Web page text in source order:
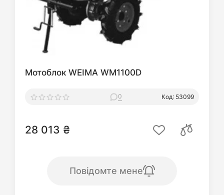
Мотоблок WEIMA WM1100D
0 Код: 53099
28 013 ₴
Повідомте мене